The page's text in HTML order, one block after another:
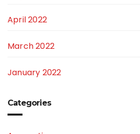
April 2022
March 2022
January 2022
Categories